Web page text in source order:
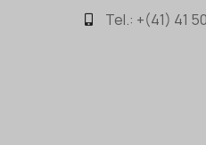
Tel.: +(41) 41